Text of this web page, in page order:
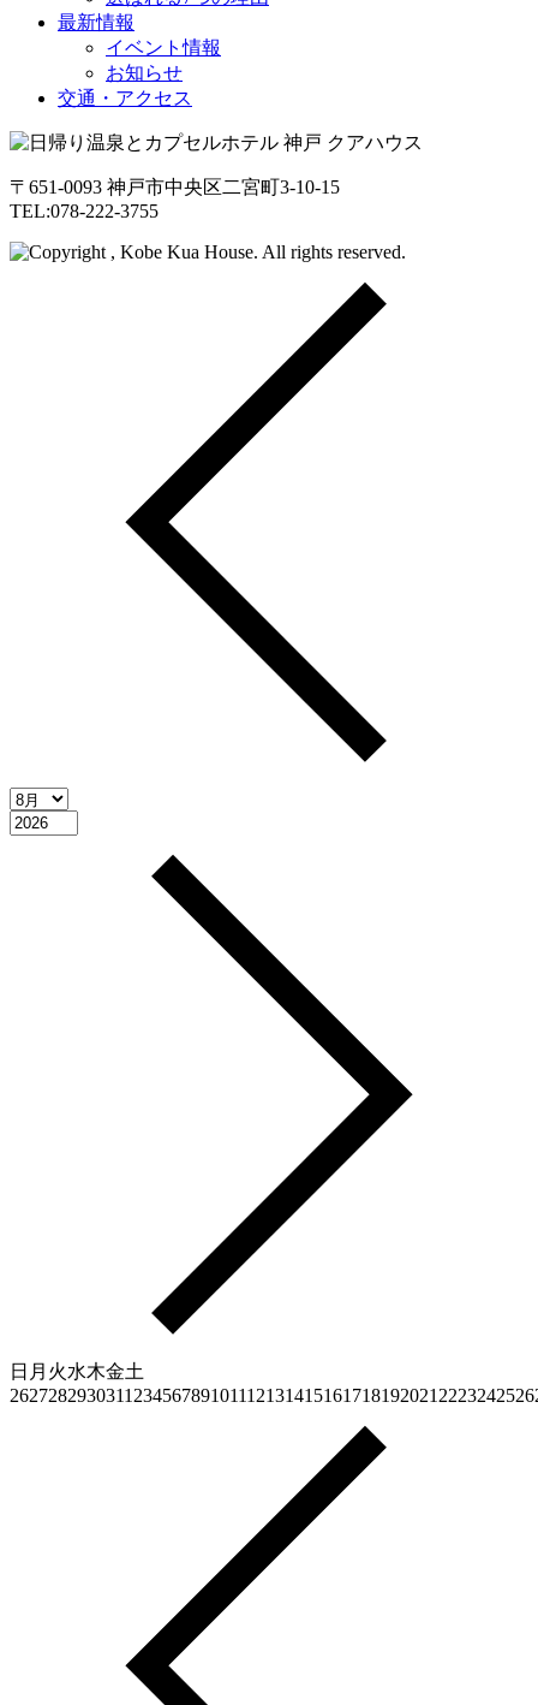
最新情報
イベント情報
お知らせ
交通・アクセス
〒651-0093 神戸市中央区二宮町3-10-15
TEL:078-222-3755
日 月 火水木金土
2627282930311 23456789101112131415161718192021 2223242526